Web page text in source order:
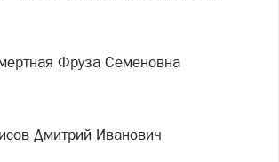
Фруза Семеновна
Дмитрий Иванович